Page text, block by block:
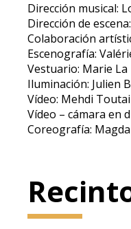
Dirección musical:
Dirección de
Colaboración
Escenografía:
Vestuario: Marie La
Iluminación: Julien
Vídeo: Mehdi
Vídeo – cámara en
Coreografía: